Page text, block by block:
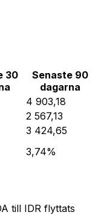
30
Senaste 90
dagarna
4 903,18
2 567,13
3 424,65
3,74%
till IDR flyttats